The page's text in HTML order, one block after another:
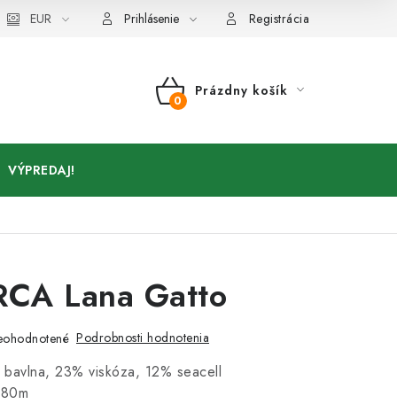
EUR Prihlásenie Registrácia
NÁKUPNÝ
Prázdny košík
VÝPREDAJ!
Lana Gatto
Podrobnosti hodnotenia
23% viskóza, 12% seacell